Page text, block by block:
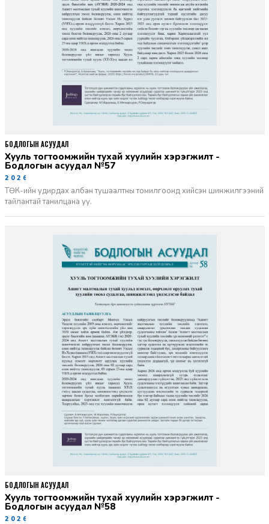
Хууль тогтоомжийн тухай хуулийн хэрэгжилт -
Бодлогын асуудал №57
2026-06-02
ТӨК-ийн удирдах албан тушаалтны томилгоонд хийсэн шинжилгээний
тайлантай танилцана уу.
БОДЛОГЫН АСУУДАЛ
Хууль тогтоомжийн тухай хуулийн хэрэгжилт -
Бодлогын асуудал №58
2026-06-02
БОДЛОГЫН АСУУДАЛ